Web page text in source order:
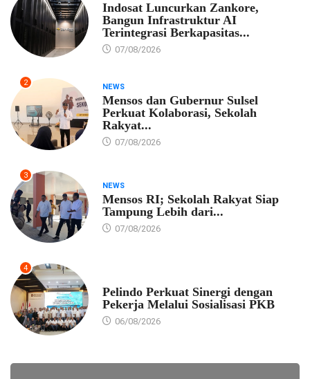
Indosat Luncurkan Zankore,
Bangun Infrastruktur AI
Terintegrasi Berkapasitas...
07/08/2026
2 NEWS
Mensos dan Gubernur Sulsel
Perkuat Kolaborasi, Sekolah
Rakyat...
07/08/2026
3
NEWS
Mensos RI; Sekolah Rakyat Siap
Tampung Lebih dari...
07/08/2026
4
Pelindo Perkuat Sinergi dengan
Pekerja Melalui Sosialisasi PKB
06/08/2026